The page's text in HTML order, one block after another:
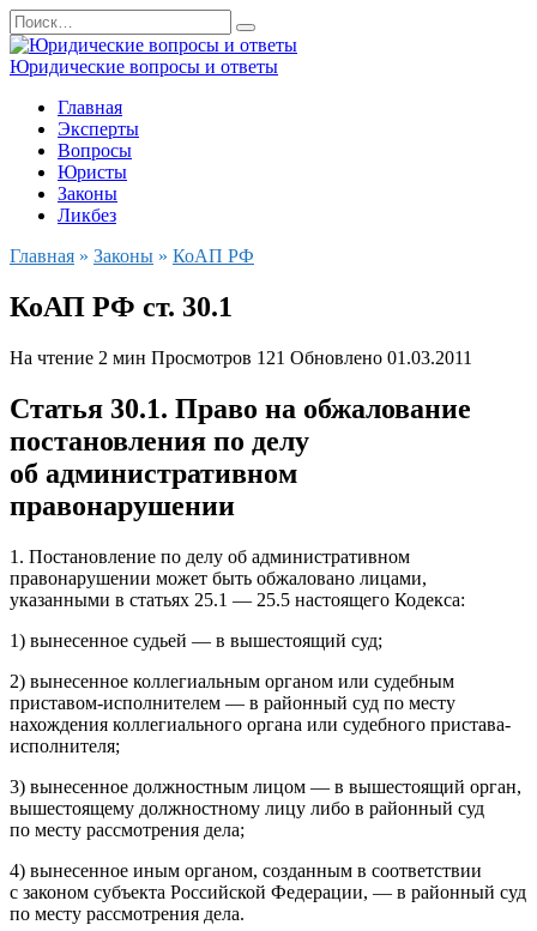
Перейти
к
содержанию
Search
for:
Юридические вопросы и ответы
Главная
Эксперты
Вопросы
Юристы
Законы
Ликбез
Главная » Законы » КоАП РФ
КоАП РФ ст. 30.1
На чтение 2 мин Просмотров 121 Обновлено 01.03.2011
Статья 30.1. Право на обжалование
постановления по делу
об административном
правонарушении
1. Постановление по делу об административном
правонарушении может быть обжаловано лицами,
указанными в статьях 25.1 — 25.5 настоящего Кодекса:
1) вынесенное судьей — в вышестоящий суд;
2) вынесенное коллегиальным органом или судебным
приставом-исполнителем — в районный суд по месту
нахождения коллегиального органа или судебного пристава-
исполнителя;
3) вынесенное должностным лицом — в вышестоящий орган,
вышестоящему должностному лицу либо в районный суд
по месту рассмотрения дела;
4) вынесенное иным органом, созданным в соответствии
с законом субъекта Российской Федерации, — в районный суд
по месту рассмотрения дела.